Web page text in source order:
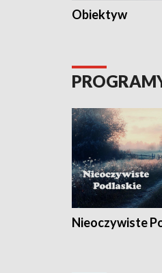
Obiektyw
Nieoczywiste